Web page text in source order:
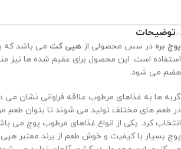
توضیحات
پوچ بره در سس محصولی از هپی کت می باشد که
استفاده است. این محصول برای عقیم شده ها نیز
هضم می شود.
گربه ها به غذاهای مرطوب علاقه فراوانی نشان
در طعم های مختلف تولید می شوند تا بتوان طعم
انتخاب کرد. یکی از انواع غذاهای مرطوب پوچ می
پوچ بسیار با کیفیت و خوش طعم از برند معتبر